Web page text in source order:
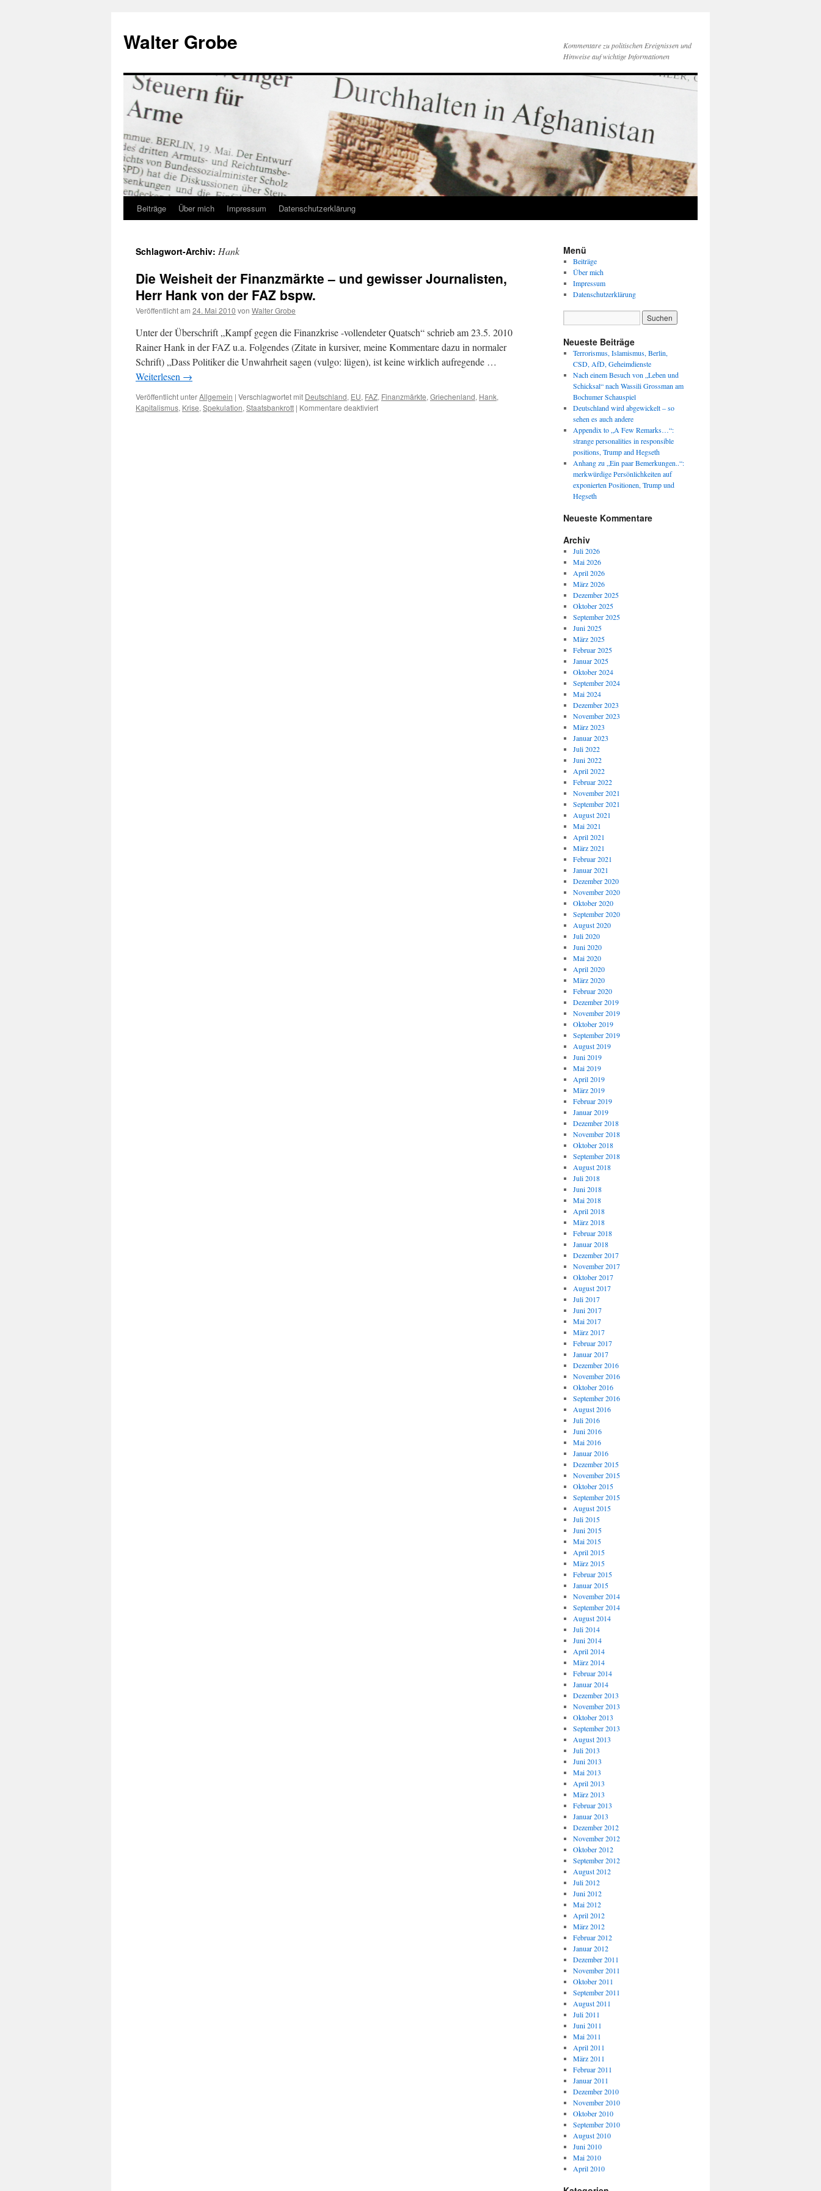
springen
Walter Grobe
Kommentare zu politischen Ereignissen und
Hinweise auf wichtige Informationen
Beiträge Über mich Impressum Datenschutzerklärung
Schlagwort-Archiv: Hank
Die Weisheit der Finanzmärkte – und gewisser Journalisten,
Herr Hank von der FAZ bspw.
Veröffentlicht am 24. Mai 2010 von Walter Grobe
Unter der Überschrift „Kampf gegen die Finanzkrise -vollendeter Quatsch“ schrieb am 23.5. 2010
Rainer Hank in der FAZ u.a. Folgendes (Zitate in kursiver, meine Kommentare dazu in normaler
Schrift) „Dass Politiker die Unwahrheit sagen (vulgo: lügen), ist keine wirklich aufregende …
Weiterlesen →
Veröffentlicht unterAllgemein | Verschlagwortet mit Deutschland, EU, FAZ, Finanzmärkte, Griechenland, Hank,
Kapitalismus, Krise, Spekulation, Staatsbankrott | Kommentare deaktiviertfür
Menü
Beiträge
Über mich
Impressum
Datenschutzerklärung
Neueste Beiträge
Terrorismus, Islamismus, Berlin,
CSD, AfD, Geheimdienste
Nach einem Besuch von „Leben und
Schicksal“ nach Wassili Grossman am
Bochumer Schauspiel
Deutschland wird abgewickelt – so
sehen es auch andere
Appendix to „A Few Remarks…“:
strange personalities in responsible
positions, Trump and Hegseth
Anhang zu „Ein paar Bemerkungen..“:
merkwürdige Persönlichkeiten auf
exponierten Positionen, Trump und
Hegseth
Neueste Kommentare
Archiv
Juli 2026
Mai 2026
April 2026
März 2026
Dezember 2025
Oktober 2025
September 2025
Juni 2025
März 2025
Februar 2025
Januar 2025
Oktober 2024
September 2024
Mai 2024
Dezember 2023
November 2023
März 2023
Januar 2023
Juli 2022
Juni 2022
April 2022
Februar 2022
November 2021
September 2021
August 2021
Mai 2021
April 2021
März 2021
Februar 2021
Januar 2021
Dezember 2020
November 2020
Oktober 2020
September 2020
August 2020
Juli 2020
Juni 2020
Mai 2020
April 2020
März 2020
Februar 2020
Dezember 2019
November 2019
Oktober 2019
September 2019
August 2019
Juni 2019
Mai 2019
April 2019
März 2019
Februar 2019
Januar 2019
Dezember 2018
November 2018
Oktober 2018
September 2018
August 2018
Juli 2018
Juni 2018
Mai 2018
April 2018
März 2018
Februar 2018
Januar 2018
Dezember 2017
November 2017
Oktober 2017
August 2017
Juli 2017
Juni 2017
Mai 2017
März 2017
Februar 2017
Januar 2017
Dezember 2016
November 2016
Oktober 2016
September 2016
August 2016
Juli 2016
Juni 2016
Mai 2016
Januar 2016
Dezember 2015
November 2015
Oktober 2015
September 2015
August 2015
Juli 2015
Juni 2015
Mai 2015
April 2015
März 2015
Februar 2015
Januar 2015
November 2014
September 2014
August 2014
Juli 2014
Juni 2014
April 2014
März 2014
Februar 2014
Januar 2014
Dezember 2013
November 2013
Oktober 2013
September 2013
August 2013
Juli 2013
Juni 2013
Mai 2013
April 2013
März 2013
Februar 2013
Januar 2013
Dezember 2012
November 2012
Oktober 2012
September 2012
August 2012
Juli 2012
Juni 2012
Mai 2012
April 2012
März 2012
Februar 2012
Januar 2012
Dezember 2011
November 2011
Oktober 2011
September 2011
August 2011
Juli 2011
Juni 2011
Mai 2011
April 2011
März 2011
Februar 2011
Januar 2011
Dezember 2010
November 2010
Oktober 2010
September 2010
August 2010
Juni 2010
Mai 2010
April 2010